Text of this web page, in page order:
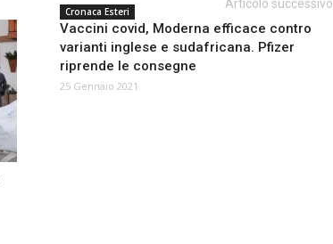
Articolo successivo
Cronaca Esteri
Vaccini covid, Moderna efficace contro
varianti inglese e sudafricana. Pfizer
riprende le consegne
25 Gennaio 2021